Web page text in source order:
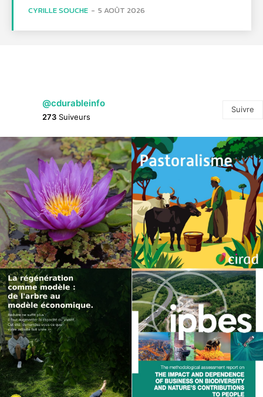
CYRILLE SOUCHE - 5 AOÛT 2026
@cdurableinfo
273 Suiveurs
Suivre